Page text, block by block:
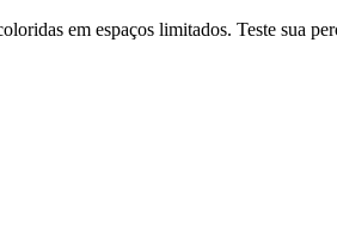
em espaços limitados. Teste sua